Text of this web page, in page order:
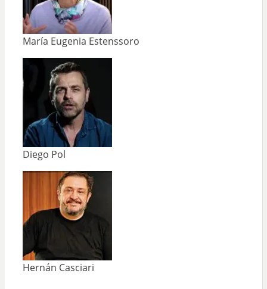
María Eugenia Estenssoro
Diego Pol
Hernán Casciari